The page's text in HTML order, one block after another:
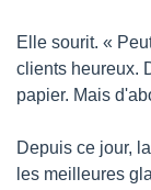
Elle sourit. «
clients heureux.
papier. Mais
Depuis ce jour,
les meilleures